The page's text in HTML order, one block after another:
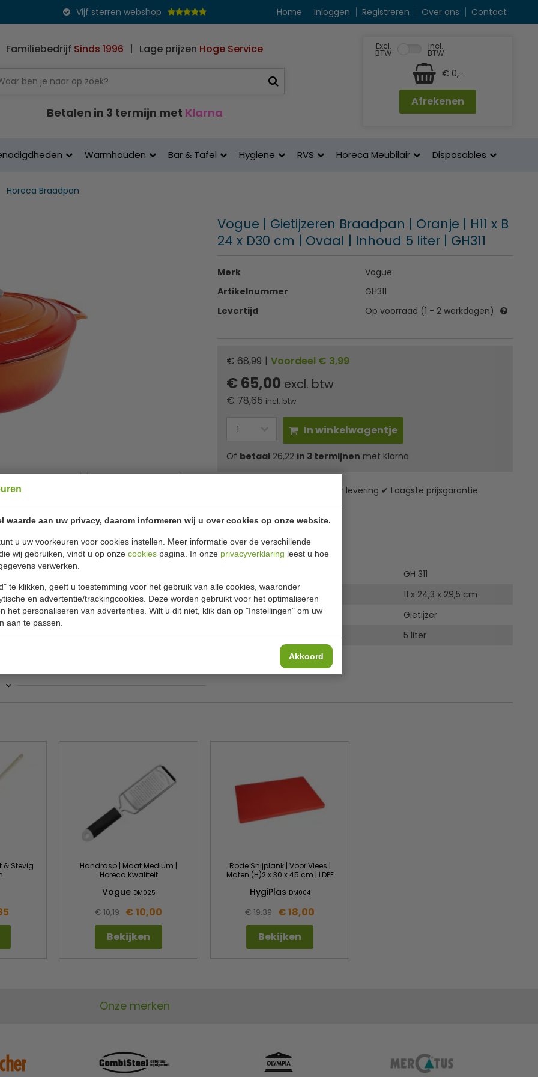
waarde aan uw privacy, daarom informeren wij u over cookies op onze website.
u uw voorkeuren voor cookies instellen. Meer informatie over de verschillende
wij gebruiken, vindt u op onze cookies pagina. In onze privacyverklaring leest u hoe
verwerken.
te klikken, geeft u toestemming voor het gebruik van alle cookies, waaronder
en advertentie/trackingcookies. Deze worden gebruikt voor het optimaliseren
het personaliseren van advertenties. Wilt u dit niet, klik dan op "Instellingen" om uw
aan te passen.
Akkoord
Vijf sterren webshop Home Inloggen Registreren Over ons Contact
Familiebedrijf Sinds 1996 | Lage prijzen Hoge Service
Betalen in 3 termijn met Klarna
Excl.
BTW
Incl.
BTW
€ 0,-
Afrekenen
Warmhouden Bar & Tafel Hygiene RVS Horeca Meubilair Disposables
Horeca Braadpan
Vogue | Gietijzeren Braadpan | Oranje | H11 x B
24 x D30 cm | Ovaal | Inhoud 5 liter | GH311
Merk
Vogue
Artikelnummer
GH311
Levertijd
Op voorraad (1 - 2 werkdagen)
€ 68,99 | Voordeel € 3,99
€ 65,00 excl. btw
€ 78,65 incl. btw
In winkelwagentje
Of betaal26,22 in 3 termijnen met Klarna
✔ Gratis verzending* ✔ 24 uur levering ✔ Laagste prijsgarantie
de zijkanten en een RVS knop op het deksel.
voor een gelijkmatige warmteverdeling.
te serveren aan tafel, voor een mooie
vorm waardoor vocht terug in de pan druipt.
en warmtebehoud
Specificaties
GH 311
Afmeting H x B x D
11 x 24,3 x 29,5 cm
Materiaal
Gietijzer
Inhoud
5 liter
& Stevig
Handrasp | Maat Medium |
Horeca Kwaliteit
Vogue DM025
€ 10,19 € 10,00
Bekijken
Rode Snijplank | Voor Vlees |
Maten (H)2 x 30 x 45 cm | LDPE
HygiPlas DM004
€ 19,39 € 18,00
Bekijken
Onze merken